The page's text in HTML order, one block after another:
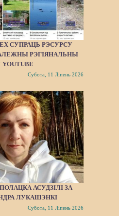
СУПРАЦЬ РЭСУРСУ
РЭГІЯНАЛЬНЫ
Субота, 11 Ліпень 2026
АСУДЗІЛІ ЗА
ЛУКАШЭНКІ
Субота, 11 Ліпень 2026